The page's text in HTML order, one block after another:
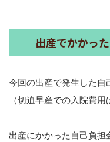
出産でかかっ
今回の出産で発生した自
（切迫早産での入院費
出産にかかった自己負担